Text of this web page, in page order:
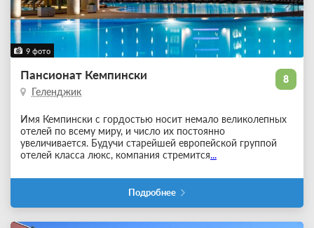
9 фото
8
Пансионат Кемпински
Геленджик
Имя Кемпински с гордостью носит немало великолепных
отелей по всему миру, и число их постоянно
увеличивается. Будучи старейшей европейской группой
отелей класса люкс, компания стремится...
Подробнее